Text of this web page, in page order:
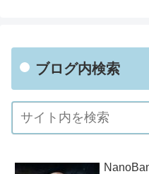
ブログ内検索